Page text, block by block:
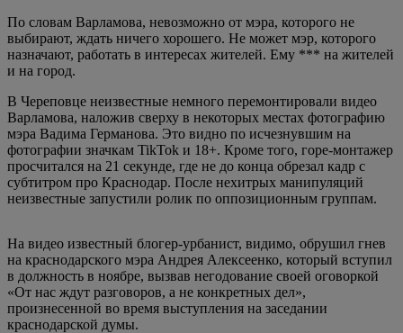
По словам Варламова, невозможно от мэра, которого не
выбирают, ждать ничего хорошего. Не может мэр, которого
назначают, работать в интересах жителей. Ему *** на жителей
и на город.
В Череповце неизвестные немного перемонтировали видео
Варламова, наложив сверху в некоторых местах фотографию
мэра Вадима Германова. Это видно по исчезнувшим на
фотографии значкам TikTok и 18+. Кроме того, горе-монтажер
просчитался на 21 секунде, где не до конца обрезал кадр с
субтитром про Краснодар. После нехитрых манипуляций
неизвестные запустили ролик по оппозиционным группам.
На видео известный блогер-урбанист, видимо, обрушил гнев
на краснодарского мэра Андрея Алексеенко, который вступил
в должность в ноябре, вызвав негодование своей оговоркой
«От нас ждут разговоров, а не конкретных дел»,
произнесенной во время выступления на заседании
краснодарской думы.